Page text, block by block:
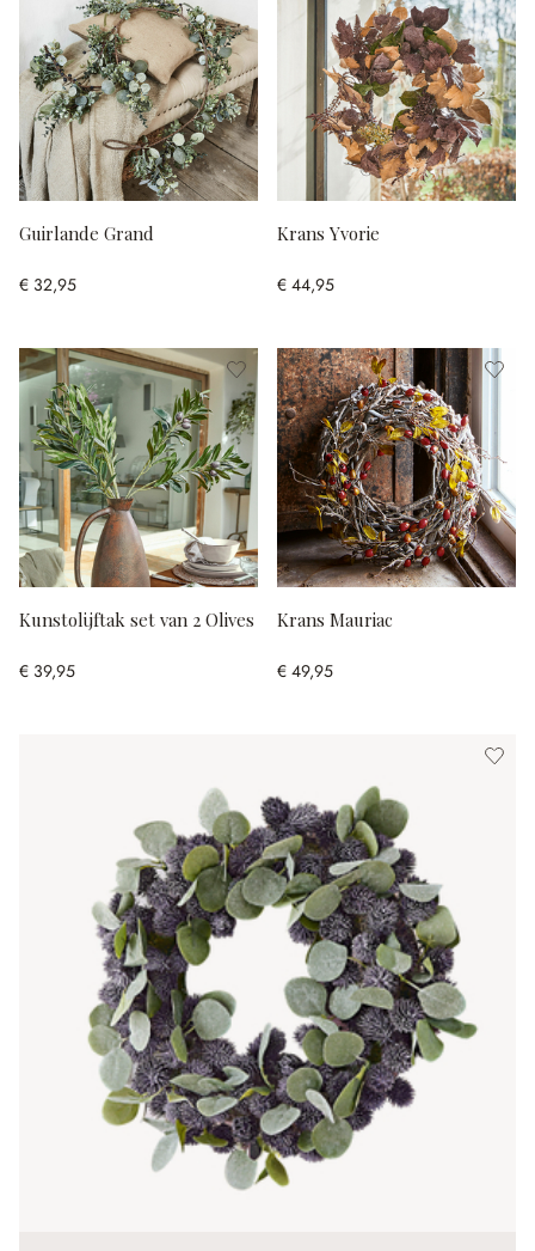
Guirlande Grand
€ 32,95
Krans Yvorie
€ 44,95
Kunstolijftak set van 2 Olives
€ 39,95
Krans Mauriac
€ 49,95